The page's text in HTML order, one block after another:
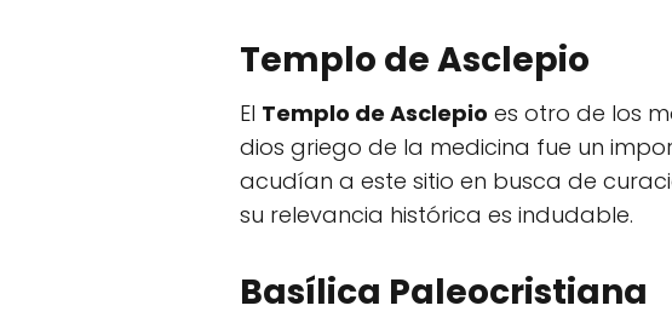
Templo de Asclepio
El Templo de Asclepio es otro de los
dios griego de la medicina fue un
acudían a este sitio en busca de
su relevancia histórica es indudable.
Basílica Paleocristiana